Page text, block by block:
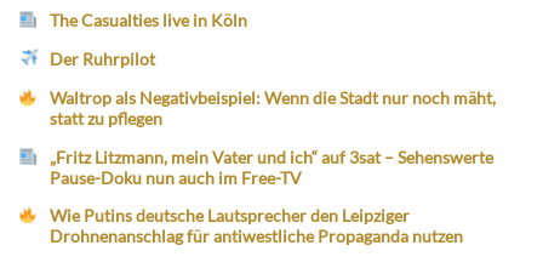
The Casualties live in Köln
Der Ruhrpilot
Waltrop als Negativbeispiel: Wenn die Stadt nur noch mäht,
statt zu pflegen
„Fritz Litzmann, mein Vater und ich“ auf 3sat – Sehenswerte
Pause-Doku nun auch im Free-TV
Wie Putins deutsche Lautsprecher den Leipziger
Drohnenanschlag für antiwestliche Propaganda nutzen